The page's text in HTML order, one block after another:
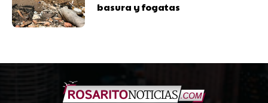
basura y fogatas